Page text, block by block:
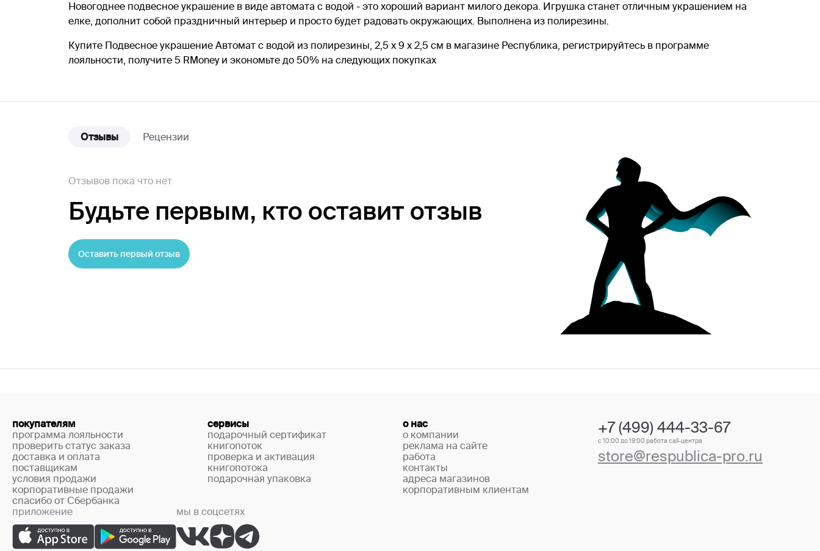
Новогоднее подвесное украшение в виде автомата с водой - это хороший вариант милого декора. Игрушка станет отличным украшением на
елке, дополнит собой праздничный интерьер и просто будет радовать окружающих. Выполнена из полирезины.
Купите Подвесное украшение Автомат с водой из полирезины, 2,5 х 9 х 2,5 см в магазине Республика, регистрируйтесь в программе
лояльности, получите 5 RMoney и экономьте до 50% на следующих покупках
Отзывы Рецензии
Отзывов пока что нет
Будьте первым, кто оставит отзыв
Оставить первый отзыв
покупателям
программа лояльности
проверить статус заказа
доставка и оплата
поставщикам
условия продажи
корпоративные продажи
спасибо от Сбербанка
сервисы
подарочный сертификат
книгопоток
проверка и активация
книгопотока
подарочная упаковка
о нас
о компании
реклама на сайте
работа
контакты
адреса магазинов
корпоративным клиентам
+7 (499) 444-33-67
с 10:00 до 19:00 работа call-центра
store@respublica-pro.ru
приложение мы в соцсетях